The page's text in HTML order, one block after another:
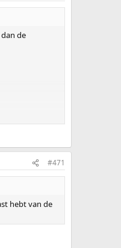
de
#471
hebt van de